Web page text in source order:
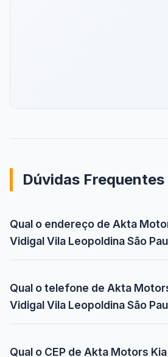
Dúvidas Frequentes
Qual o endereço de Akta
Vidigal Vila Leopoldina São
Qual o telefone de Akta
Vidigal Vila Leopoldina São
Qual o CEP de Akta Motors